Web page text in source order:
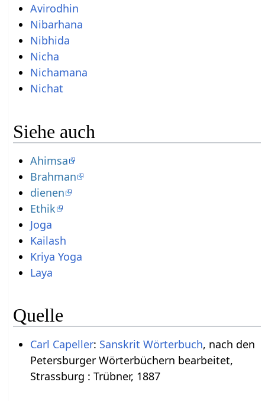
Avirodhin
Nibarhana
Nibhida
Nicha
Nichamana
Nichat
Siehe auch
Ahimsa
Brahman
dienen
Ethik
Joga
Kailash
Kriya Yoga
Laya
Quelle
Carl Capeller: Sanskrit Wörterbuch, nach den
Petersburger Wörterbüchern bearbeitet,
Strassburg : Trübner, 1887